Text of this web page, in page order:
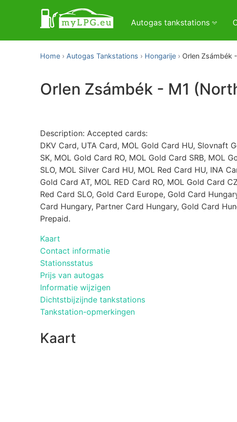
Autogas tankstations
Home Autogas Tankstations Hongarije Orlen Zsámbék
Orlen Zsámbék - M1
Description: Accepted cards:
DKV Card, UTA Card, MOL Gold Card HU, Slovnaft
SK, MOL Gold Card RO, MOL Gold Card SRB, MOL
SLO, MOL Silver Card HU, MOL Red Card HU, INA
Gold Card AT, MOL RED Card RO, MOL Gold Card
Red Card SLO, Gold Card Europe, Gold Card
Card Hungary, Partner Card Hungary, Gold Card
Prepaid.
Kaart
Contact informatie
Stationsstatus
Prijs van autogas
Informatie wijzigen
Dichtstbijzijnde tankstations
Tankstation-opmerkingen
Kaart